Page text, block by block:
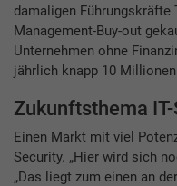
damaligen Führungskräfte
Management-Buy-out
Unternehmen ohne
jährlich knapp 10 Millionen
Zukunftsthema
Einen Markt mit viel
Security. „Hier wird sich
„Das liegt zum einen an